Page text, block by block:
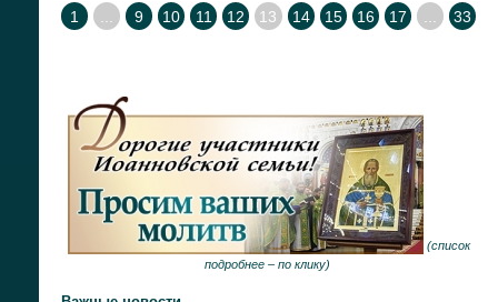
1 9 10 11 12 13 14 15 16 17 33
(список
подробнее – по клику)